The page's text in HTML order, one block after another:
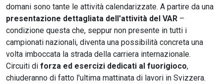
domani sono tante le attività calendarizzate. A partire da una
presentazione dettagliata dell'attività del VAR –
condizione questa che, seppur non presente in tutti i
campionati nazionali, diventa una possibilità concreta una
volta imboccata la strada della carriera internazionale.
Circuiti di forza ed esercizi dedicati al fuorigioco,
chiuderanno di fatto l'ultima mattinata di lavori in Svizzera.